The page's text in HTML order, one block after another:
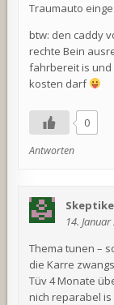
Traumauto
btw: den caddy
rechte Bein
fahrbereit is und
kosten darf
0
Antworten
14.
Thema tunen –
die Karre
Tüv 4 Monate
nich reparabel